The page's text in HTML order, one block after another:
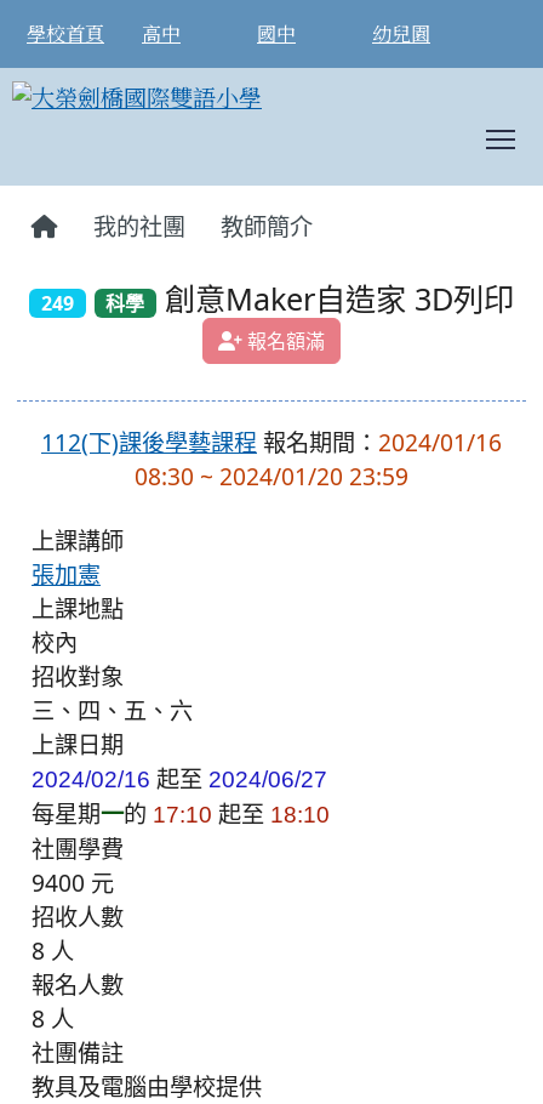
學校首頁 高中 國中 幼兒園
我的社團 教師簡介
249 科學 創意Maker自造家 3D列印
報名額滿
112(下)課後學藝課程 報名期間： 2024/01/16
08:30 ~ 2024/01/20 23:59
上課講師
張加憲
上課地點
校內
招收對象
三、四、五、六
上課日期
2024/02/16 起至 2024/06/27
每星期一的 17:10 起至 18:10
社團學費
9400 元
招收人數
8 人
報名人數
8 人
社團備註
教具及電腦由學校提供